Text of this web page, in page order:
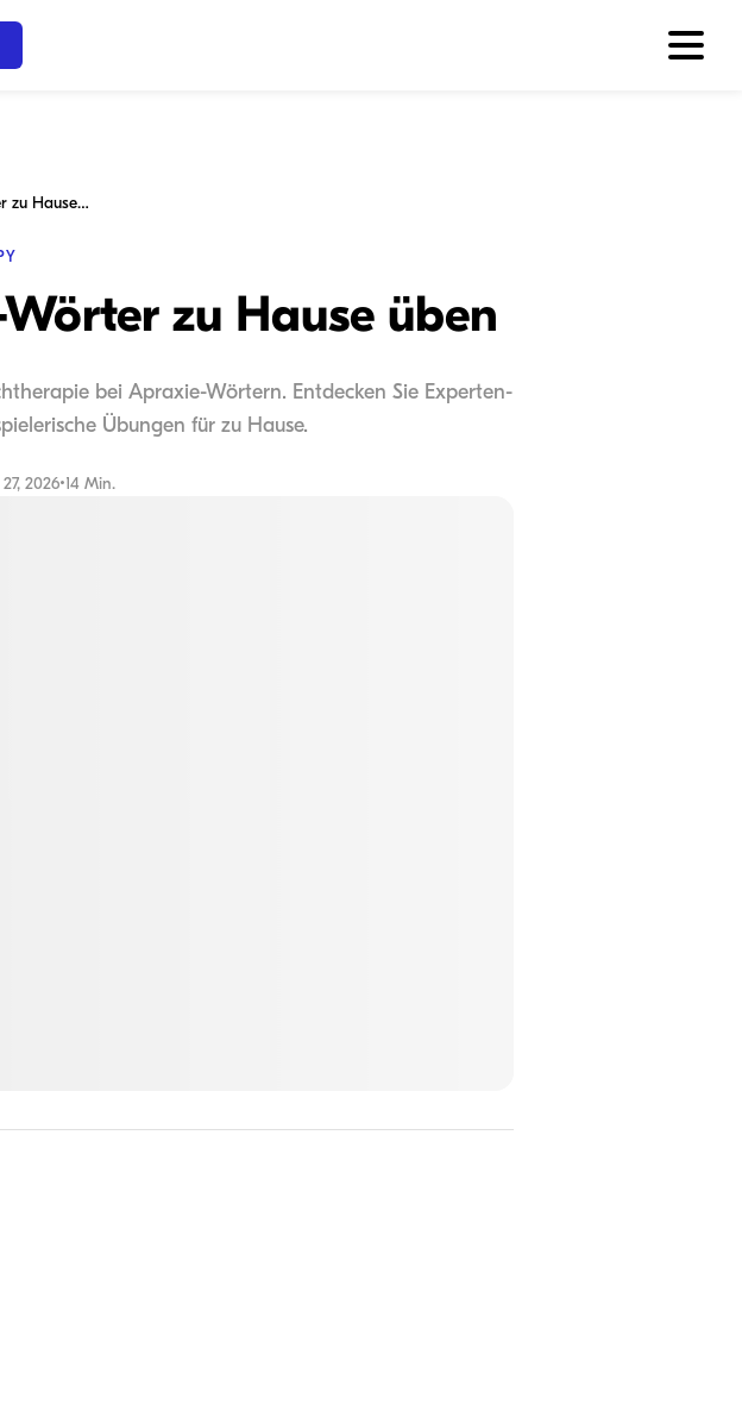
Sprachtherapie für Apraxie-Wörter zu Hause üben
zu Hause üben
bei Apraxie-Wörtern. Entdecken Sie Experten-
Übungen für zu Hause.
2026•14 Min.